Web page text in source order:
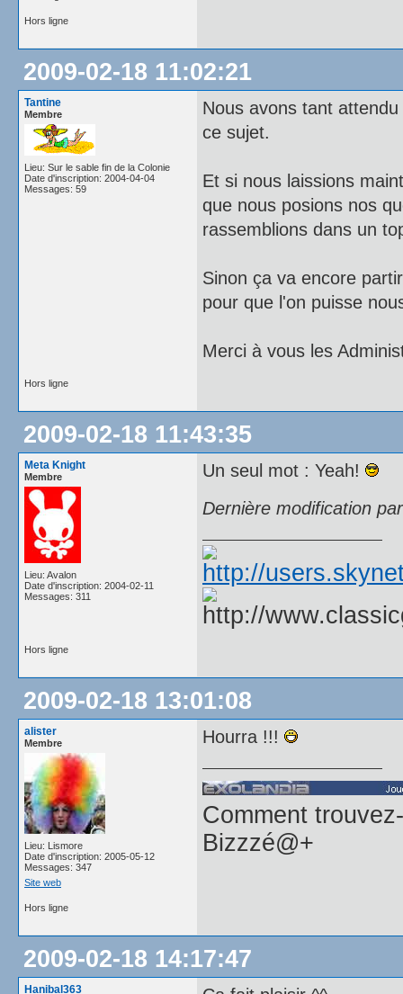
Hors ligne
2009-02-18 11:02:21
Tantine
Membre
Lieu: Sur le sable fin de la Colonie
Date d'inscription: 2004-04-04
Messages: 59
Nous avons tant
ce sujet.
Et si nous laissions
que nous posions nos
rassemblions dans un
Sinon ça va encore
pour que l'on puisse
Merci à vous les
Hors ligne
2009-02-18 11:43:35
Meta Knight
Membre
Lieu: Avalon
Date d'inscription: 2004-02-11
Messages: 311
Un seul mot : Yeah!
Dernière modification
Hors ligne
2009-02-18 13:01:08
alister
Membre
Lieu: Lismore
Date d'inscription: 2005-05-12
Messages: 347
Site web
Hourra !!!
Comment
Bizzzé@+
Hors ligne
2009-02-18 14:17:47
Hanibal363